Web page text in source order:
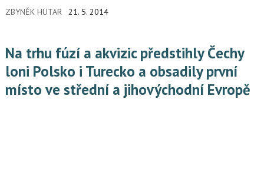
HDP zpomalí na méně než 2,5 %.
ZBYNĚK HUTAR 21. 5. 2014
Na trhu fúzí a akvizic předstihly Čechy
loni Polsko i Turecko a obsadily první
místo ve střední a jihovýchodní Evropě